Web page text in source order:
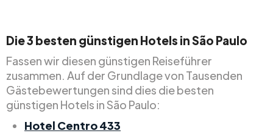
Die 3 besten günstigen Hotels in São Paulo
Fassen wir diesen günstigen Reiseführer
zusammen. Auf der Grundlage von Tausenden
Gästebewertungen sind dies die besten
günstigen Hotels in São Paulo:
Hotel Centro 433